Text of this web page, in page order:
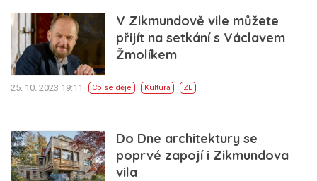
V Zikmundově vile můžete
přijít na setkání s Václavem
Žmolíkem
25. 10. 2023 19:11 Co se děje Kultura ZL
Do Dne architektury se
poprvé zapojí i Zikmundova
vila